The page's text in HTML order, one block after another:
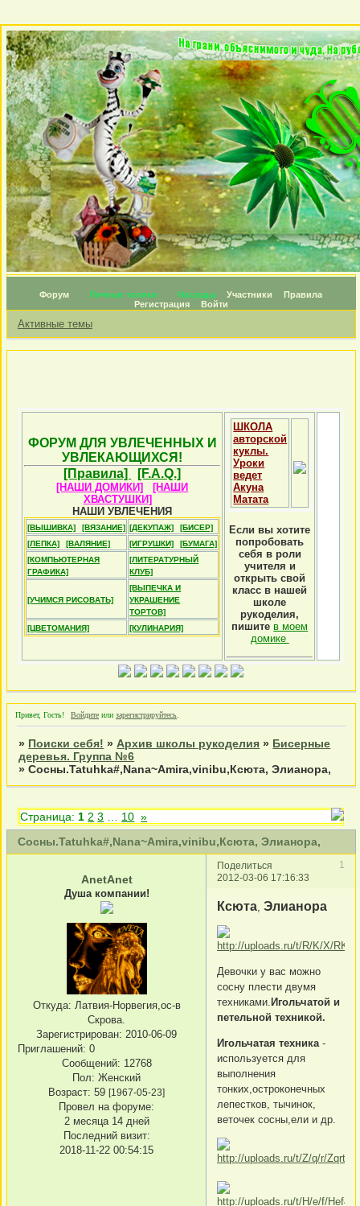
Форум Личные топики Награды Участники
Правила
Регистрация
Войти
Активные темы
ФОРУМ ДЛЯ УВЛЕЧЕННЫХ И
УВЛЕКАЮЩИХСЯ!
[Правила]
[F.A.Q.]
[НАШИ ДОМИКИ]
[НАШИ
ХВАСТУШКИ]
НАШИ УВЛЕЧЕНИЯ
[ВЫШИВКА] [ВЯЗАНИЕ] [ДЕКУПАЖ]
[БИСЕР]
[ЛЕПКА]
[ВАЛЯНИЕ] [ИГРУШКИ]
[БУМАГА]
[КОМПЬЮТЕРНАЯ
ГРАФИКА]
[ЛИТЕРАТУРНЫЙ
КЛУБ]
[УЧИМСЯ РИСОВАТЬ]
[ВЫПЕЧКА И
УКРАШЕНИЕ
ТОРТОВ]
[ЦВЕТОМАНИЯ]
[КУЛИНАРИЯ]
ШКОЛА
авторской
куклы.
Уроки
ведет
Акуна
Матата
Если вы хотите
попробовать
себя в роли
учителя и
открыть свой
класс в нашей
школе
рукоделия,
пишите в моем
домике
Привет, Гость! Войдите или зарегистрируйтесь
» Поиски себя! »Архив школы рукоделия » Бисерные
деревья. Группа №6
»Сосны.Tatuhka#,Nana~Amira,vinibu,Ксюта, Элианора,
Сосны.Tatuhka#,Nana~Amira,vinibu,Ксюта, Элианора,
Страница: 1 2 3 10 »
Поделиться
1
2012-03-06 17:16:33
AnetAnet
Душа компании!
Откуда: Латвия-Норвегия,ос-в
Скрова.
Зарегистрирован: 2010-06-09
Приглашений: 0
Сообщений: 12768
Пол: Женский
Возраст: 59 [1967-05-23]
Провел на форуме:
2 месяца 14 дней
Последний визит:
2018-11-22 00:54:15
Ксюта Элианора
Девочки у вас можно
сосну плести двумя
техниками. Игольчатой и
петельной техникой.
Игольчатая техника -
используется для
выполнения
тонких,остроконечных
лепестков, тычинок,
веточек сосны,ели и др.